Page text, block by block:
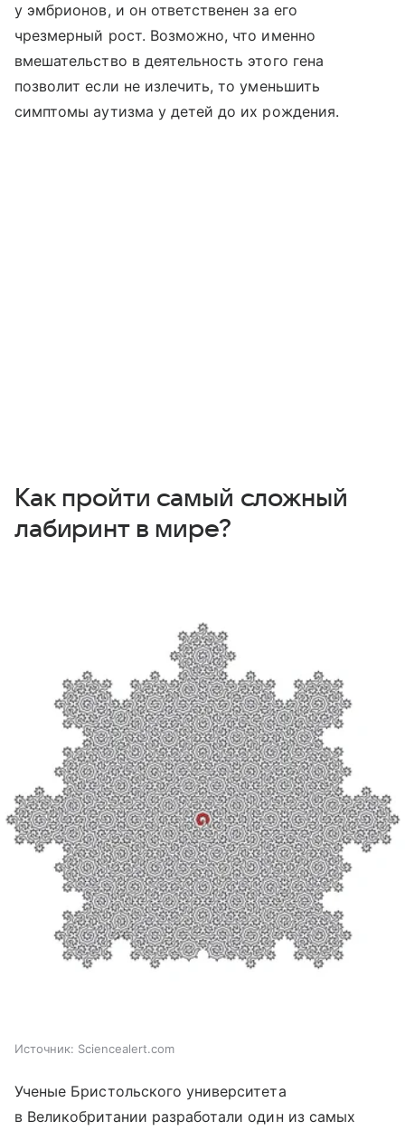
у эмбрионов, и он ответственен за его
чрезмерный рост. Возможно, что именно
вмешательство в деятельность этого гена
позволит если не излечить, то уменьшить
симптомы аутизма у детей до их рождения.
Как пройти самый сложный
лабиринт в мире?
Источник: Sciencealert.com
Ученые Бристольского университета
в Великобритании разработали один из самых